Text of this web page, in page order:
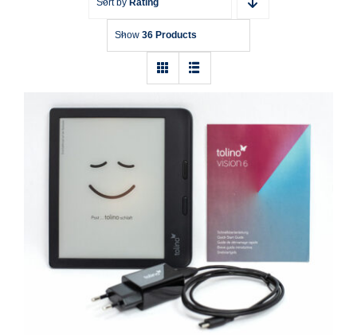
Show 36 Products
E-Book-Reader Tolino Vision 6